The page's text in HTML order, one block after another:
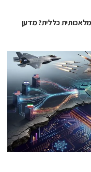
כללית? מדען